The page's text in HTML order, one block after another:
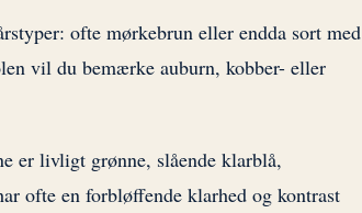
ofte mørkebrun eller endda sort med
vil du bemærke auburn, kobber- eller
er livligt grønne, slående klarblå,
ofte en forbløffende klarhed og kontrast